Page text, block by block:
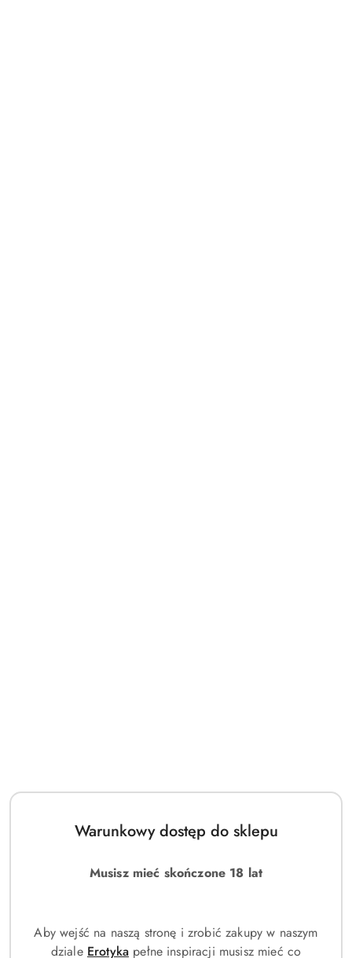
Warunkowy dostęp do sklepu
Musisz mieć skończone 18 lat
Aby wejść na naszą stronę i zrobić zakupy w naszym
dziale Erotyka pełne inspiracji musisz mieć co